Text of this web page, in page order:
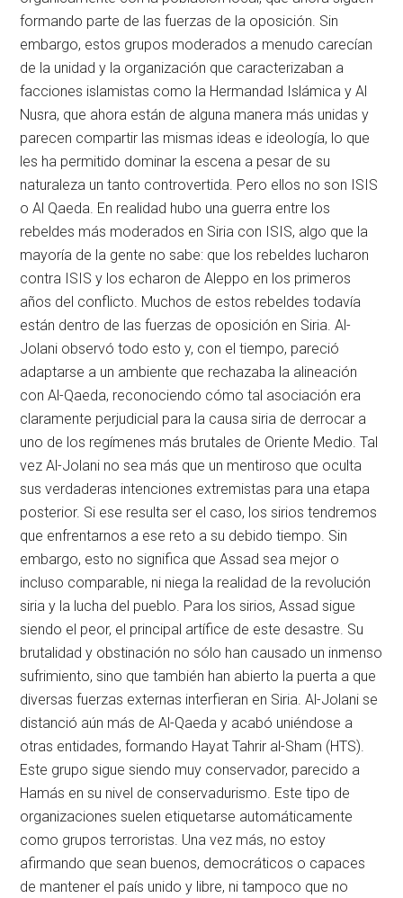
formando parte de las fuerzas de la oposición. Sin
embargo, estos grupos moderados a menudo carecían
de la unidad y la organización que caracterizaban a
facciones islamistas como la Hermandad Islámica y Al
Nusra, que ahora están de alguna manera más unidas y
parecen compartir las mismas ideas e ideología, lo que
les ha permitido dominar la escena a pesar de su
naturaleza un tanto controvertida. Pero ellos no son ISIS
o Al Qaeda. En realidad hubo una guerra entre los
rebeldes más moderados en Siria con ISIS, algo que la
mayoría de la gente no sabe: que los rebeldes lucharon
contra ISIS y los echaron de Aleppo en los primeros
años del conflicto. Muchos de estos rebeldes todavía
están dentro de las fuerzas de oposición en Siria. Al-
Jolani observó todo esto y, con el tiempo, pareció
adaptarse a un ambiente que rechazaba la alineación
con Al-Qaeda, reconociendo cómo tal asociación era
claramente perjudicial para la causa siria de derrocar a
uno de los regímenes más brutales de Oriente Medio. Tal
vez Al-Jolani no sea más que un mentiroso que oculta
sus verdaderas intenciones extremistas para una etapa
posterior. Si ese resulta ser el caso, los sirios tendremos
que enfrentarnos a ese reto a su debido tiempo. Sin
embargo, esto no significa que Assad sea mejor o
incluso comparable, ni niega la realidad de la revolución
siria y la lucha del pueblo. Para los sirios, Assad sigue
siendo el peor, el principal artífice de este desastre. Su
brutalidad y obstinación no sólo han causado un inmenso
sufrimiento, sino que también han abierto la puerta a que
diversas fuerzas externas interfieran en Siria. Al-Jolani se
distanció aún más de Al-Qaeda y acabó uniéndose a
otras entidades, formando Hayat Tahrir al-Sham (HTS).
Este grupo sigue siendo muy conservador, parecido a
Hamás en su nivel de conservadurismo. Este tipo de
organizaciones suelen etiquetarse automáticamente
como grupos terroristas. Una vez más, no estoy
afirmando que sean buenos, democráticos o capaces
de mantener el país unido y libre, ni tampoco que no